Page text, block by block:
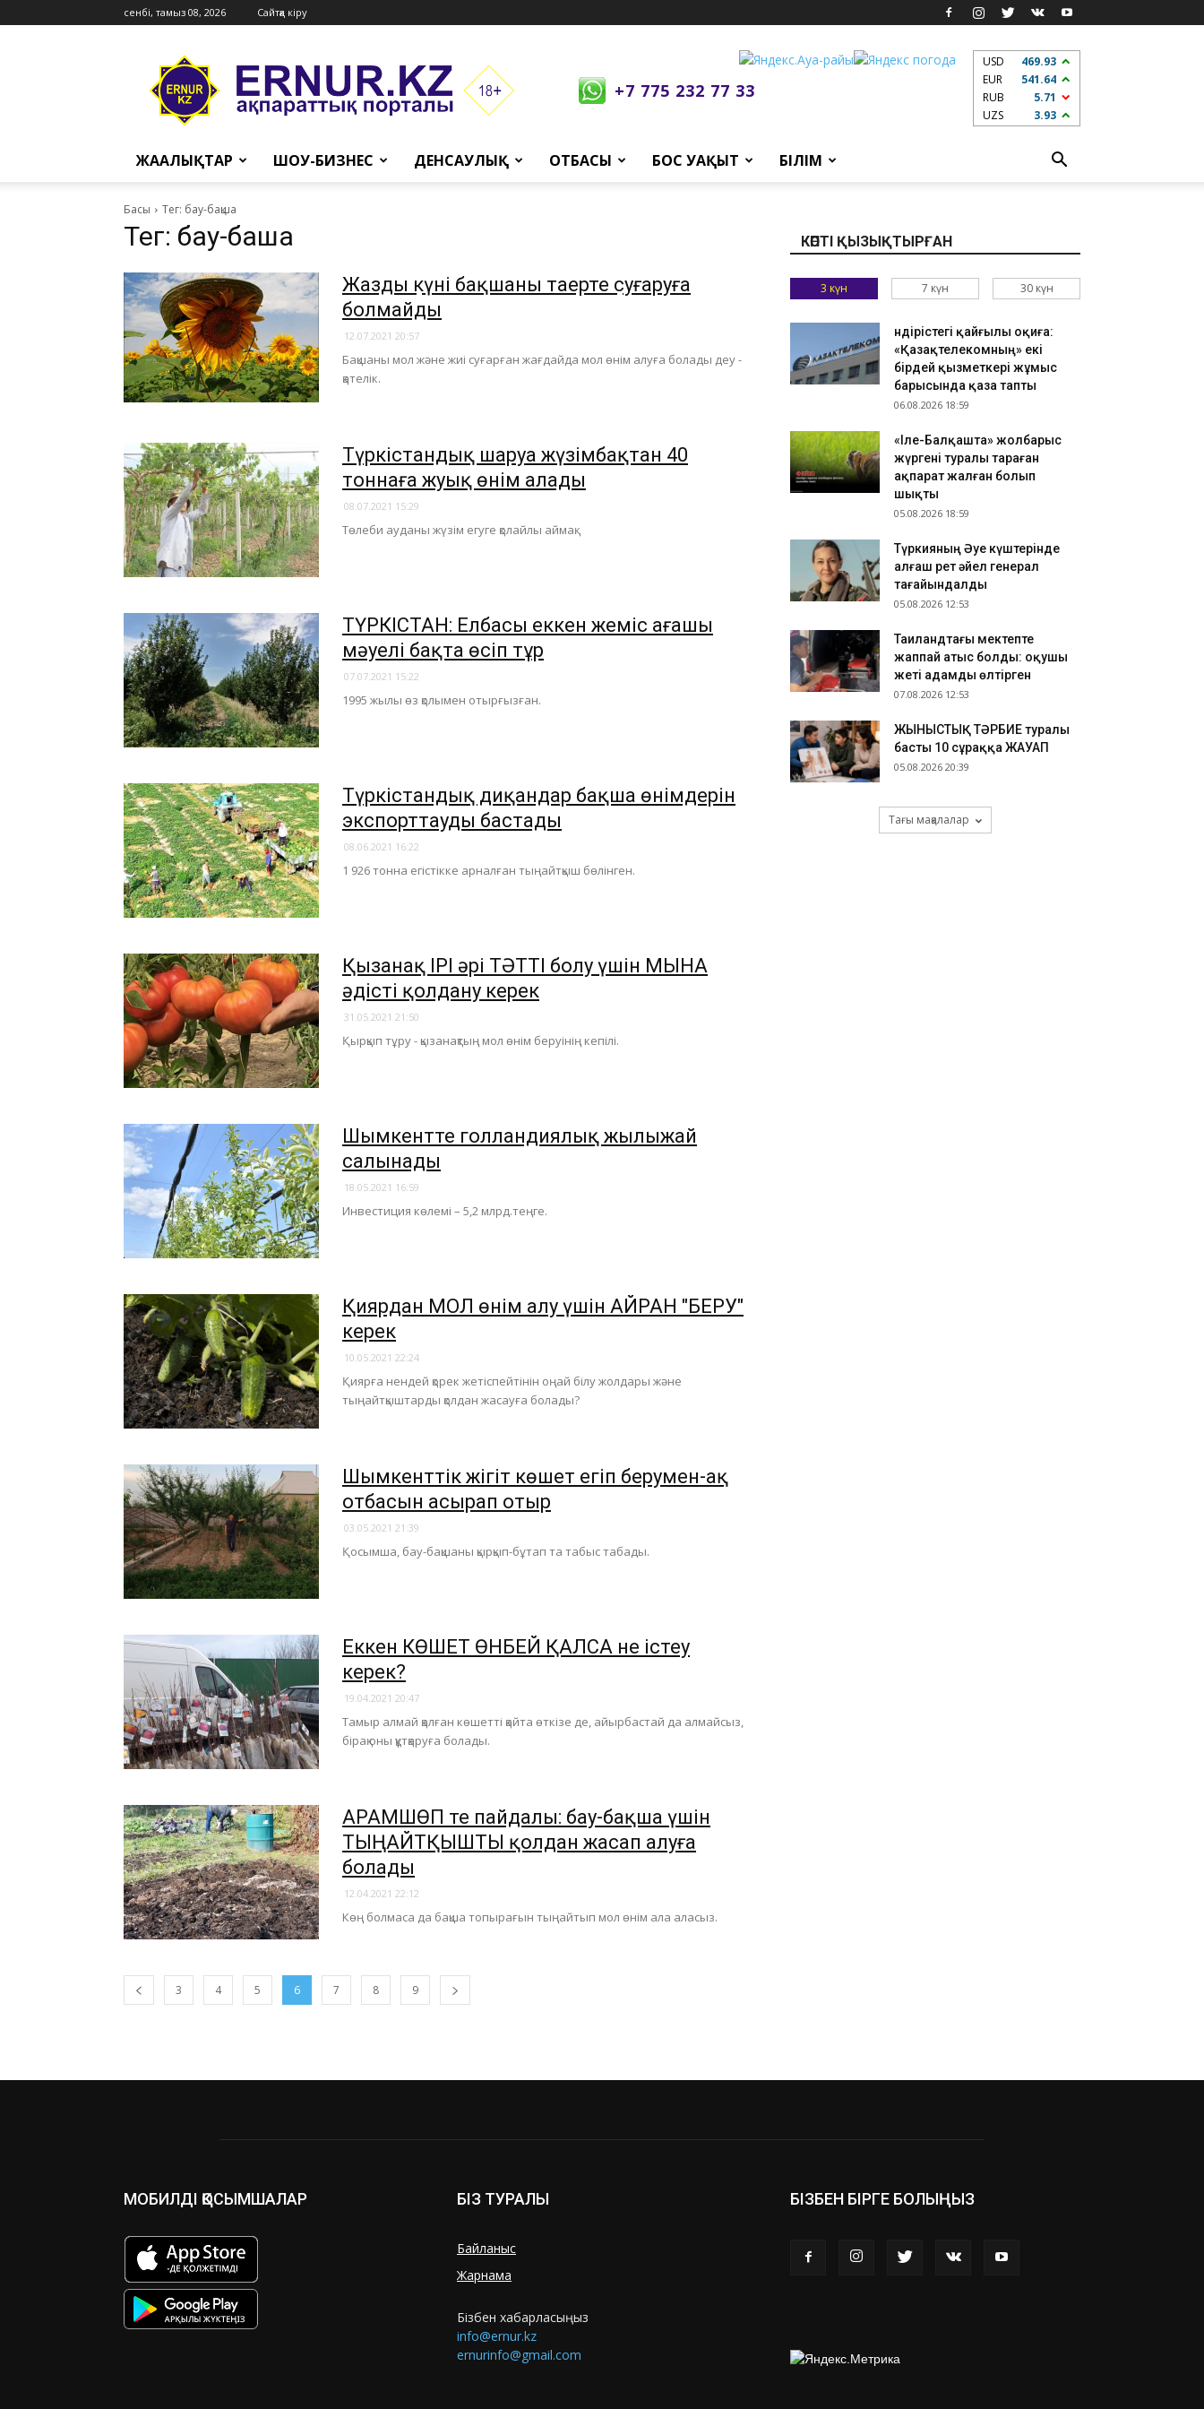
сенбі, тамыз 08, 2026 Сайтқа кіру
Ernur
Press
+7 775 232 77 33
USD
469.93
EUR
541.64
RUB
5.71
UZS
3.93
ЖАҢАЛЫҚТАР ШОУ-БИЗНЕС ДЕНСАУЛЫҚ ОТБАСЫ БОС УАҚЫТ БІЛІМ
Басы Тег: бау-бақша
Тег: бау-бақша
Жаздың күні бақшаны таңертең суғаруға
болмайды
12.07.2021 20:57
Бақшаны мол және жиі суғарған жағдайда мол өнім алуға болады деу -
қателік.
Түркістандық шаруа жүзімбақтан 40
тоннаға жуық өнім алады
08.07.2021 15:29
Төлеби ауданы жүзім егуге қолайлы аймақ.
ТҮРКІСТАН: Елбасы еккен жеміс ағашы
мәуелі бақта өсіп тұр
07.07.2021 15:22
1995 жылы өз қолымен отырғызған.
Түркістандық диқандар бақша өнімдерін
экспорттауды бастады
08.06.2021 16:22
1 926 тонна егістікке арналған тыңайтқыш бөлінген.
​Қызанақ ІРІ әрі ТӘТТІ болу үшін МЫНА
әдісті қолдану керек
31.05.2021 21:50
Қырқып тұру - қызанақтың мол өнім беруінің кепілі.
Шымкентте голландиялық жылыжай
салынады
18.05.2021 16:59
Инвестиция көлемі – 5,2 млрд.теңге.
Қиярдан МОЛ өнім алу үшін АЙРАН "БЕРУ"
керек
10.05.2021 22:24
Қиярға нендей қорек жетіспейтінін оңай білу жолдары және
тыңайтқыштарды қолдан жасауға болады?
Шымкенттік жігіт көшет егіп берумен-ақ
отбасын асырап отыр
03.05.2021 21:39
Қосымша, бау-бақшаны қырқып-бұтап та табыс табады.
Еккен КӨШЕТ ӨНБЕЙ ҚАЛСА не істеу
керек?
19.04.2021 20:47
Тамыр алмай қалған көшетті қайта өткізе де, айырбастай да алмайсыз,
бірақ оны құтқаруға болады.
АРАМШӨП те пайдалы: бау-бақша үшін
ТЫҢАЙТҚЫШТЫ қолдан жасап алуға
болады​
12.04.2021 22:12
Көң болмаса да бақша топырағын тыңайтып мол өнім ала аласыз.
3 4 5 6 7 8 9
КӨПТІ ҚЫЗЫҚТЫРҒАН
3 күн 7 күн 30 күн
Өндірістегі қайғылы оқиға:
«Қазақтелекомның» екі
бірдей қызметкері жұмыс
барысында қаза тапты
06.08.2026 18:59
«Іле-Балқашта» жолбарыс
жүргені туралы тараған
ақпарат жалған болып
шықты
05.08.2026 18:59
Түркияның Әуе күштерінде
алғаш рет әйел генерал
тағайындалды
05.08.2026 12:53
Таиландтағы мектепте
жаппай атыс болды: оқушы
жеті адамды өлтірген
07.08.2026 12:53
ЖЫНЫСТЫҚ ТӘРБИЕ туралы
басты 10 сұраққа ЖАУАП
05.08.2026 20:39
Тағы мақалалар
МОБИЛДІ ҚОСЫМШАЛАР БІЗ ТУРАЛЫ
Байланыс
Жарнама
Бізбен хабарласыңыз
info@ernur.kz
ernurinfo@gmail.com
БІЗБЕН БІРГЕ БОЛЫҢЫЗ